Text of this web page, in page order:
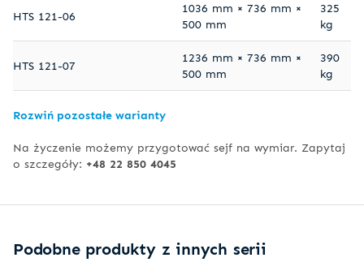
HTS 121-06
1036 mm × 736 mm ×
500 mm
325
kg
HTS 121-07
1236 mm × 736 mm ×
500 mm
390
kg
Rozwiń pozostałe warianty
Na życzenie możemy przygotować sejf na wymiar. Zapytaj
o szczegóły: +48 22 850 4045
Podobne produkty z innych serii